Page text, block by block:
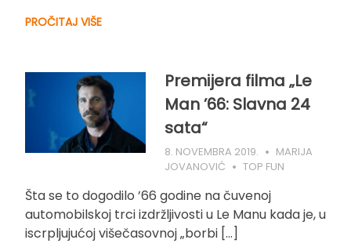
PROČITAJ VIŠE
Premijera filma „Le
Man ’66: Slavna 24
sata“
8. NOVEMBRA 2019.
MARIJA
JOVANOVIĆ
TOP FUN
Šta se to dogodilo ’66 godine na čuvenoj
automobilskoj trci izdržljivosti u Le Manu kada je, u
iscrpljujućoj višečasovnoj „borbi […]